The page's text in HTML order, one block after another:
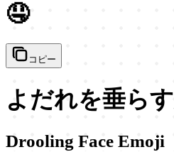
🤤
コピー
よだれを垂ら
Drooling Face Emoji